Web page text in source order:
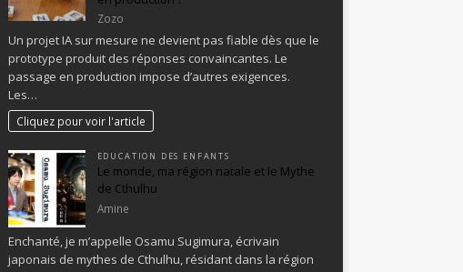
Zozo
Un projet IA sur mesure ne devient pas fiable dès que le
prototype produit des réponses convaincantes. Le
passage en production impose d’autres exigences.
Les…
Cliquez pour voir l'article
EDUCATION DES ENFANTS
Le monde, ma région natale et le Mythe
de Cthulhu
Amine
Enchanté, je m’appelle Osamu Sugimura, écrivain
japonais de mythes de Cthulhu, résidant dans la région